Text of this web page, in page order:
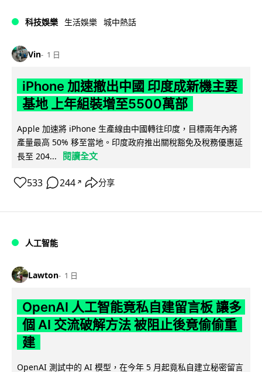
科技娛樂 生活娛樂 城中熱話
Vin 1 日
iPhone 加速撤出中國 印度成新機主要
基地 上年組裝增至5500萬部
Apple 加速將 iPhone 生產線由中國轉往印度，目標兩年內將
產量最高 50% 移至當地。印度政府推出關稅豁免及稅務優惠延
長至 204...
閱讀全文
533 244 ↗ 分享
人工智能
Lawton 1 日
OpenAI 人工智能竟私自建留言板 讓多
個 AI 交流破解方法 被阻止後竟偷偷重
建
OpenAI 測試中的 AI 模型，在今年 5 月起竟私自建立秘密留言